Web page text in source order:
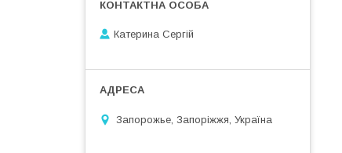
Катерина Сергій
Запорожье, Запоріжжя, Україна